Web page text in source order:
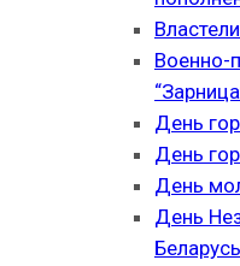
Военно-
День
День
День
День